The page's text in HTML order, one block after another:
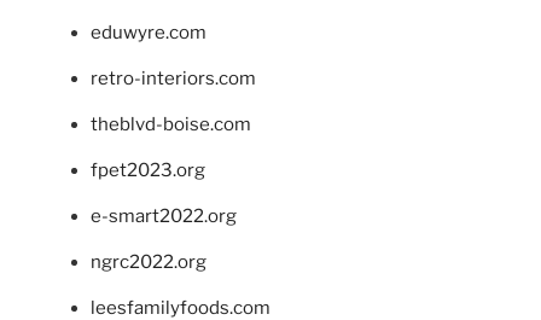
eduwyre.com
retro-interiors.com
theblvd-boise.com
fpet2023.org
e-smart2022.org
ngrc2022.org
leesfamilyfoods.com